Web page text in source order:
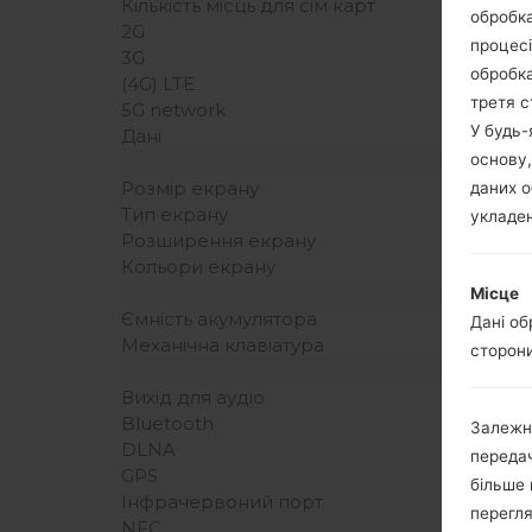
Кількість місць для сім карт
2G
3G
(4G) LTE
5G network
Дані
Розмір екрану
Тип екрану
Розширення екрану
Кольори екрану
Ємність акумулятора
Механічна клавіатура
Вихід для аудіо
Bluetooth
DLNA
GPS
Інфрачервоний порт
третя
У будь-
даних
Місце
Дані
більше